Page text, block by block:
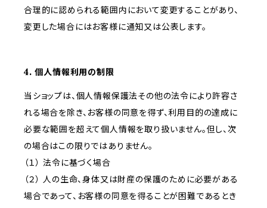
合理的に認められる範囲内において変更することがあり、
変更した場合にはお客様に通知又は公表します。
4. 個人情報利用の制限
当ショップは、個人情報保護法その他の法令により許容さ
れる場合を除き、お客様の同意を得ず、利用目的の達成に
必要な範囲を超えて個人情報を取り扱いません。但し、次
の場合はこの限りではありません。
（１） 法令に基づく場合
（２） 人の生命、身体又は財産の保護のために必要がある
場合であって、お客様の同意を得ることが困難であるとき